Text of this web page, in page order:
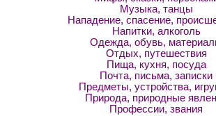
Музыка, танцы
Нападение, спасение,
Напитки, алкоголь
Одежда, обувь,
Отдых, путешествия
Пища, кухня, посуда
Почта, письма, записки
Предметы, устройства,
Природа, природные
Профессии, звания